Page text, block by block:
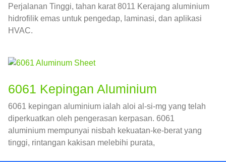
Perjalanan Tinggi, tahan karat 8011 Kerajang aluminium
hidrofilik emas untuk pengedap, laminasi, dan aplikasi
HVAC.
6061 Kepingan Aluminium
6061 kepingan aluminium ialah aloi al-si-mg yang telah
diperkuatkan oleh pengerasan kerpasan. 6061
aluminium mempunyai nisbah kekuatan-ke-berat yang
tinggi, rintangan kakisan melebihi purata,